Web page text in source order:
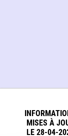
MISES À
LE 28-04-